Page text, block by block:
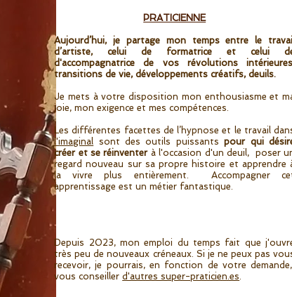
PRATICIENNE
Aujourd’hui, je partage mon temps entre le
d’artiste, celui de formatrice et celui
d'accompagnatrice de vos révolutions
transitions de vie, développements créatifs, deuils.
Je mets à votre disposition mon enthousiasme et
joie, mon exigence et mes compétences.
Les différentes facettes de l’hypnose et le travail
l'imaginal sont des outils puissantspour qui
créer et se réinventerà l'occasion d'un deuil, poser
regard nouveau sur sa propre histoire et apprendre
la vivre plus entièrement. Accompagner
apprentissage est un métier fantastique.
Depuis 2023, mon emploi du temps fait que
très peu de nouveaux créneaux. Si je ne peux pas
recevoir, je pourrais, en fonction de votre
vous conseillerd'autres super-praticien.es.